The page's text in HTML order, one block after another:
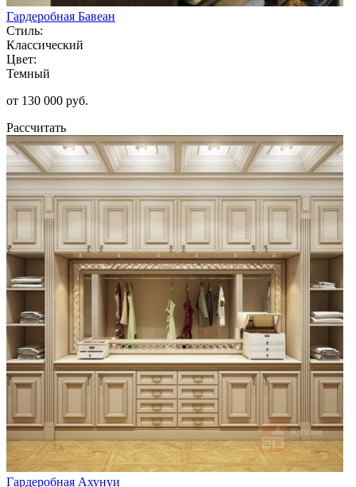
Гардеробная Бавеан
Стиль:
Классический
Цвет:
Темный
от 130 000 руб.
Рассчитать
Гардеробная Ахунуи